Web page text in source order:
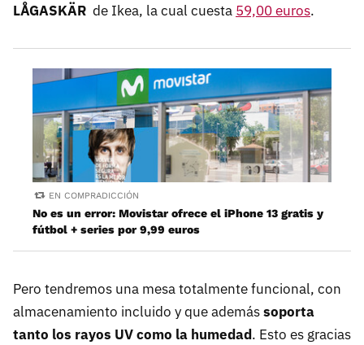
LÅGASKÄR de Ikea, la cual cuesta 59,00 euros.
EN COMPRADICCIÓN
No es un error: Movistar ofrece el iPhone 13 gratis y
fútbol + series por 9,99 euros
Pero tendremos una mesa totalmente funcional, con
almacenamiento incluido y que ademássoporta
tanto los rayos UV como la humedad. Esto es gracias